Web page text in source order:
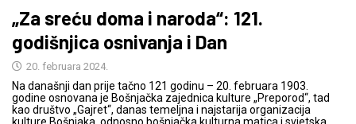
„Za sreću doma i naroda“: 121.
godišnjica osnivanja i Dan
20. februara 2024.
Na današnji dan prije tačno 121 godinu – 20. februara 1903.
godine osnovana je Bošnjačka zajednica kulture „Preporod“, tad
kao društvo „Gajret“, danas temeljna i najstarija organizacija